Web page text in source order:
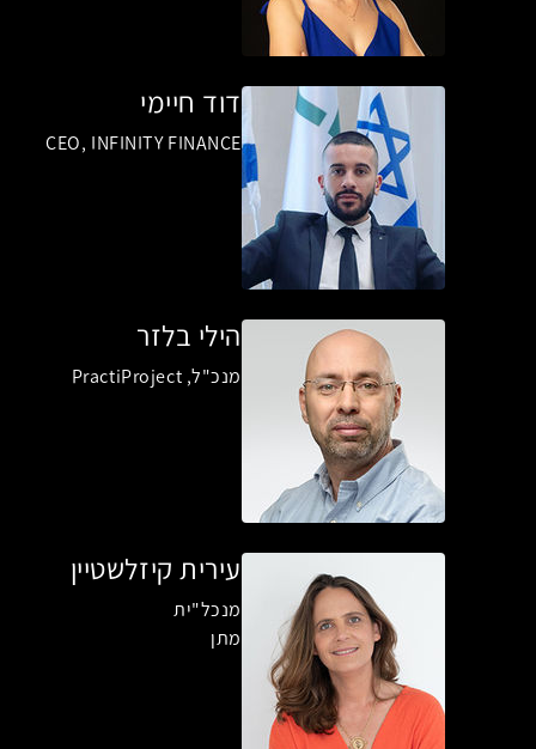
דוד חיימי
CEO, INFINITY FINANCE
הילי בלזר
מנכ"ל, PractiProject
עירית קיזלשטיין
מנכל"ית
מתן